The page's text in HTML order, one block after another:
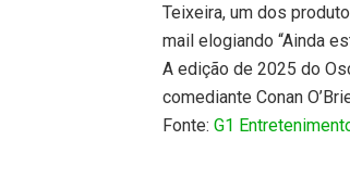
Teixeira, um dos
mail elogiando “Ainda
A edição de 2025 do
comediante Conan
Fonte:G1